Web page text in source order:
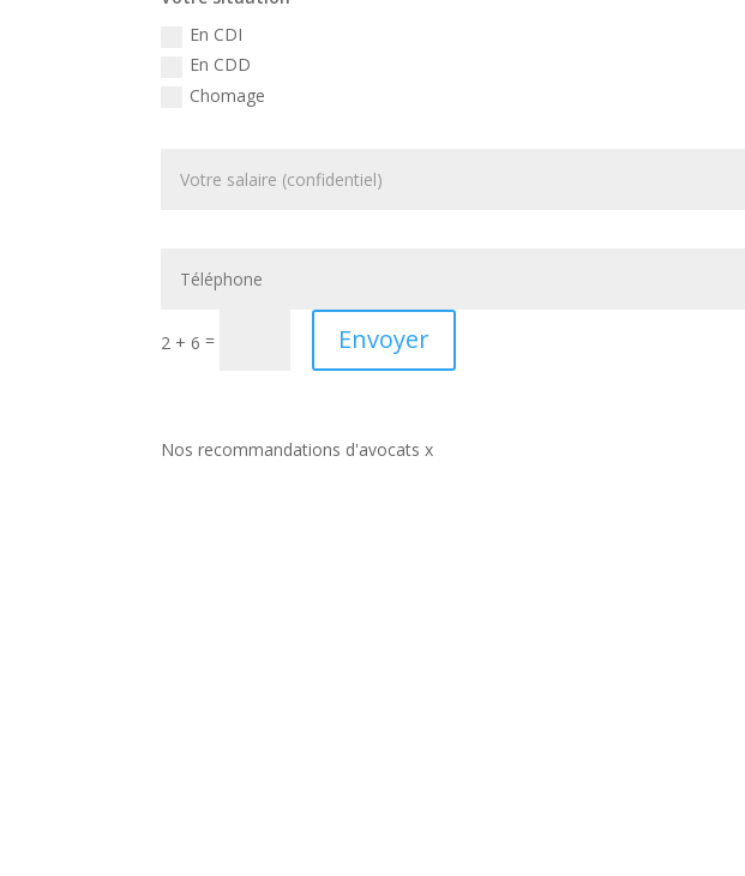
En CDI
En CDD
Chomage
2 + 6 = Envoyer
Nos recommandations d'avocats x